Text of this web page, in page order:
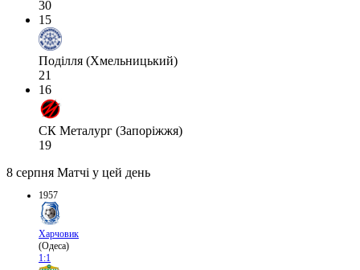
30
15
Поділля (Хмельницький)
21
16
СК Металург (Запоріжжя)
19
8 серпня Матчі у цей день
1957
Харчовик
(Одеса)
1:1